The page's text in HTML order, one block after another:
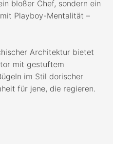
bloßer Chef, sondern ein
Playboy-Mentalität –
Architektur bietet
mit gestuftem
im Stil dorischer
für jene, die regieren.